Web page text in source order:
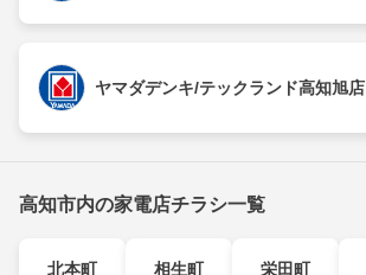
ヤマダデンキ/テックランド高知旭店
高知市内の家電店チラシ一覧
北本町 相生町 栄田町